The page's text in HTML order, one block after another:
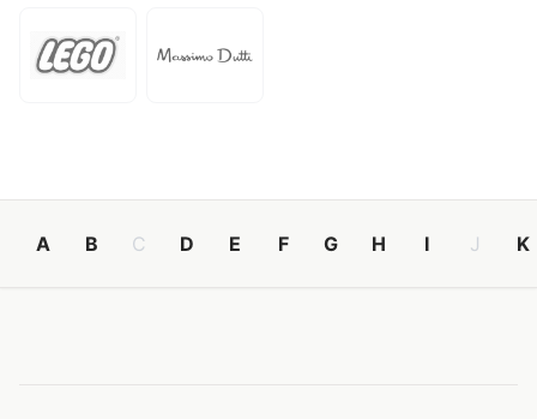
A B C D E F G H I J K